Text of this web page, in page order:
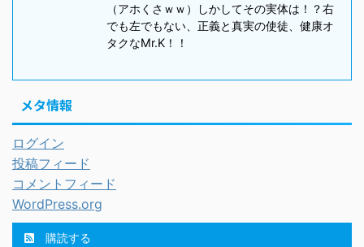
（アホくさｗｗ）しかしてその実体は！？右
でも左でもない、正義と真実の使徒、健康オ
タクなMr.K！！
メタ情報
ログイン
投稿フィード
コメントフィード
WordPress.org
購読する